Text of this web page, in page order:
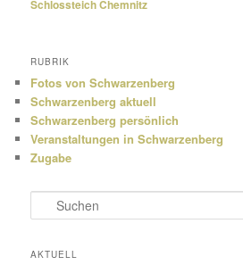
Schlossteich Chemnitz
RUBRIK
Fotos von Schwarzenberg
Schwarzenberg aktuell
Schwarzenberg persönlich
Veranstaltungen in Schwarzenberg
Zugabe
u
h
AKTUELL